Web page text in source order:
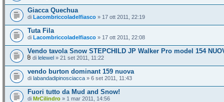
Giacca Quechua
di Lacombriccoladelfiasco » 17 ott 2011, 22:19
Tuta Fila
di Lacombriccoladelfiasco » 17 ott 2011, 22:08
Vendo tavola Snow STEPCHILD JP Walker Pro model 154
di lelewel » 21 set 2011, 11:22
vendo burton dominant 159 nuova
di labandadipinosciacca » 6 set 2011, 11:43
Fuori tutto da Mud and Snow!
di MrCilindro » 1 mar 2011, 14:56